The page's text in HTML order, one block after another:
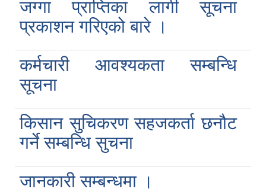
जग्गा प्राप्तिका लागी सूचना
प्रकाशन गरिएको बारे ।
कर्मचारी आवश्यकता सम्बन्धि
सूचना
किसान सुचिकरण सहजकर्ता छनौट
गर्ने सम्बन्धि सुचना
जानकारी सम्बन्धमा ।